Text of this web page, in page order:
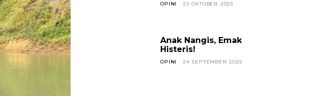
OPINI 22 OKTOBER 2025
Anak Nangis, Emak
Histeris!
OPINI 24 SEPTEMBER 2025